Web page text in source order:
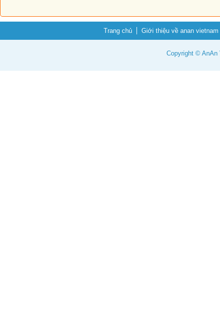
Trang chủ Giới thiệu về anan vietnam
Copyright © AnAn